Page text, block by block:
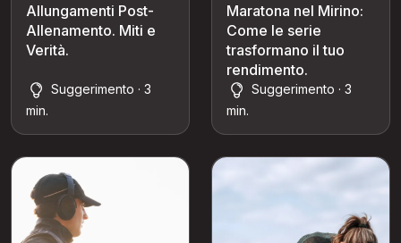
Allungamenti Post-
Allenamento. Miti e
Verità.
Suggerimento · 3
min.
Maratona nel Mirino:
Come le serie
trasformano il tuo
rendimento.
Suggerimento · 3
min.